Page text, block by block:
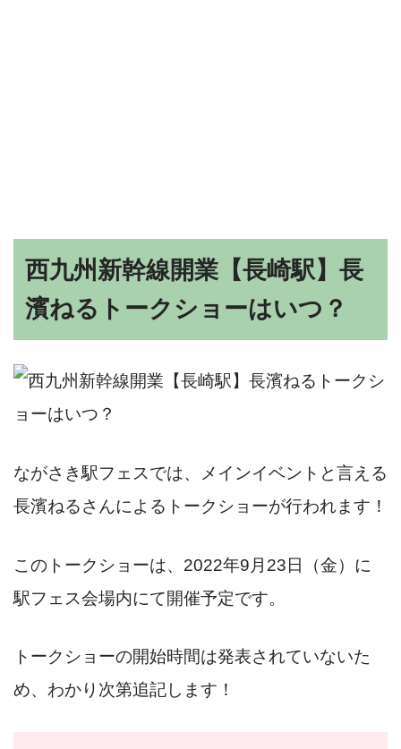
西九州新幹線開業【長崎駅】長
濱ねるトークショーはいつ？
ながさき駅フェスでは、メインイベントと言える
長濱ねるさんによるトークショーが行われます！
このトークショーは、2022年9月23日（金）に
駅フェス会場内にて開催予定です。
トークショーの開始時間は発表されていないた
め、わかり次第追記します！